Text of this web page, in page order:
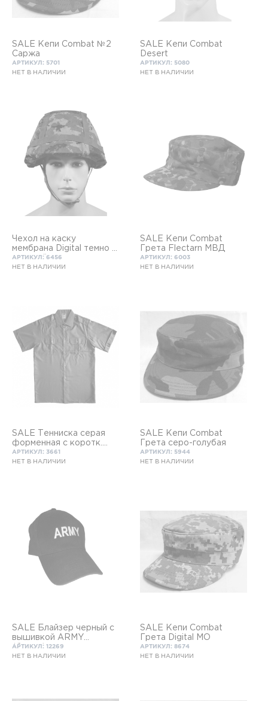
SALE Кепи Combat №2
Саржа
АРТИКУЛ: 5701
НЕТ В НАЛИЧИИ
SALE Кепи Combat
Desert
АРТИКУЛ: 5080
НЕТ В НАЛИЧИИ
Чехол на каску
мембрана Digital темно –
зеленый
АРТИКУЛ: 6456
НЕТ В НАЛИЧИИ
SALE Кепи Combat
Грета Flectarn МВД
АРТИКУЛ: 6003
НЕТ В НАЛИЧИИ
SALE Тенниска серая
форменная с коротк.
рук.
АРТИКУЛ: 3661
НЕТ В НАЛИЧИИ
SALE Кепи Combat
Грета серо-голубая
АРТИКУЛ: 5944
НЕТ В НАЛИЧИИ
SALE Блайзер черный с
вышивкой ARMY
(белым)
АРТИКУЛ: 12269
НЕТ В НАЛИЧИИ
SALE Кепи Combat
Грета Digital МО
АРТИКУЛ: 8674
НЕТ В НАЛИЧИИ